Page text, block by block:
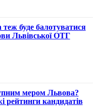
буде балотуватися
Львівської ОТГ
мером Львова?
рейтинги кандидатів